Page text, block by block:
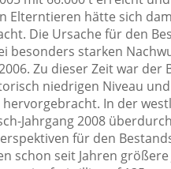
Elterntieren hätte sich
Die Ursache für den
besonders starken
Zu dieser Zeit war
niedrigen Niveau
hervorgebracht. In der
Jahrgang 2008
für den
schon seit Jahren